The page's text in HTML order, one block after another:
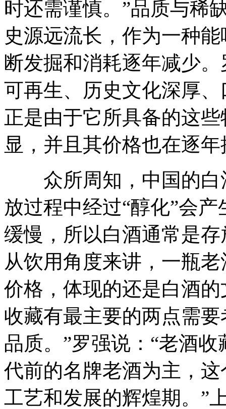
时还需谨慎。”品质与稀
史源远流长，作为一种
断发掘和消耗逐年减少
可再生、历史文化深厚
正是由于它所具备的这
显，并且其价格也在逐年
众所周知，中国的白
放过程中经过“醇化”会
缓慢，所以白酒通常是
从饮用角度来讲，一瓶
价格，体现的还是白酒
收藏有最主要的两点需
品质。”罗强说：“老酒
代前的名牌老酒为主，
工艺和发展的辉煌期。”